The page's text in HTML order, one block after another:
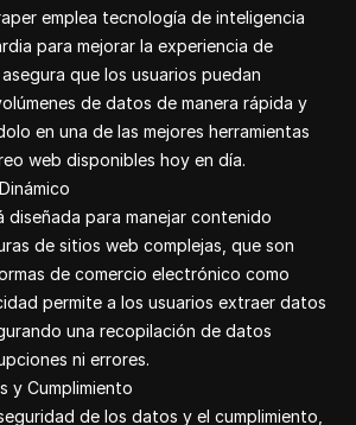
emplea tecnología de inteligencia
para mejorar la experiencia de
que los usuarios puedan
de datos de manera rápida y
en una de las mejores herramientas
web disponibles hoy en día.
diseñada para manejar contenido
de sitios web complejas, que son
de comercio electrónico como
permite a los usuarios extraer datos
una recopilación de datos
ni errores.
y Cumplimiento
de los datos y el cumplimiento,